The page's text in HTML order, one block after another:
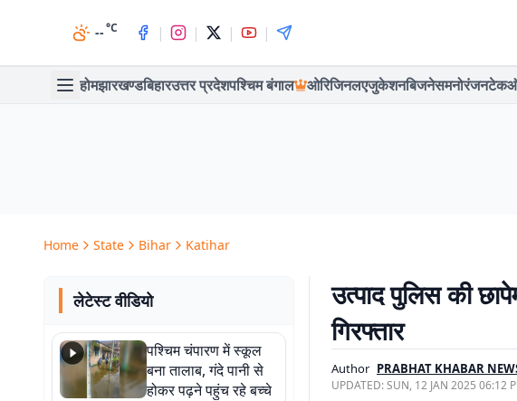
--°C | | | |
होमझारखण्डबिहारउत्तर प्रदेशपश्चिम बंगाल ओरिजिनलएजुकेशनबिजनेसमनोरंजनटेक
Home State Bihar Katihar
लेटेस्ट वीडियो
पश्चिम चंपारण में स्कूल
बना तालाब, गंदे पानी से
होकर पढ़ने पहुंच रहे बच्चे
उत्पाद पुलिस की
गिरफ्तार
Author PRABHAT KHABAR
UPDATED:SUN, 12 JAN 2025 06:12